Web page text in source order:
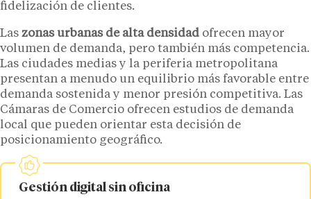
fidelización de clientes.
Las zonas urbanas de alta densidad ofrecen mayor
volumen de demanda, pero también más competencia.
Las ciudades medias y la periferia metropolitana
presentan a menudo un equilibrio más favorable entre
demanda sostenida y menor presión competitiva. Las
Cámaras de Comercio ofrecen estudios de demanda
local que pueden orientar esta decisión de
posicionamiento geográfico.
Gestión digital sin oficina